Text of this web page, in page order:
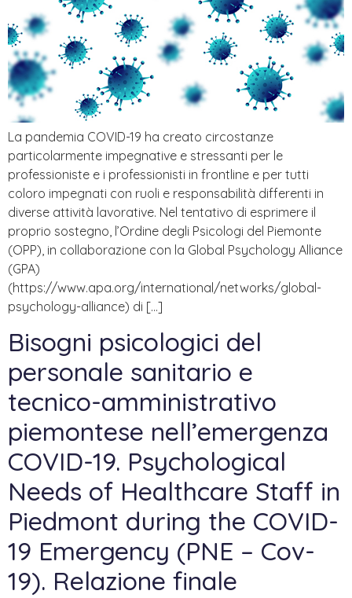
La pandemia COVID-19 ha creato circostanze
particolarmente impegnative e stressanti per le
professioniste e i professionisti in frontline e per tutti
coloro impegnati con ruoli e responsabilità differenti in
diverse attività lavorative. Nel tentativo di esprimere il
proprio sostegno, l’Ordine degli Psicologi del Piemonte
(OPP), in collaborazione con la Global Psychology Alliance
(GPA)
(https://www.apa.org/international/networks/global-
psychology-alliance) di […]
Bisogni psicologici del
personale sanitario e
tecnico-amministrativo
piemontese nell’emergenza
COVID-19. Psychological
Needs of Healthcare Staff in
Piedmont during the COVID-
19 Emergency (PNE – Cov-
19). Relazione finale